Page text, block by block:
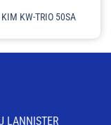
KW-TRIO 50SA
LANNISTER